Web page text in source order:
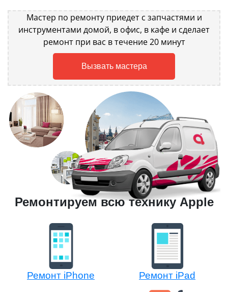
Мастер по ремонту приедет с запчастями и
инструментами домой, в офис, в кафе и сделает
ремонт при вас в течение 20 минут
Вызвать мастера
Ремонтируем всю технику Apple
Ремонт iPhone Ремонт iPad